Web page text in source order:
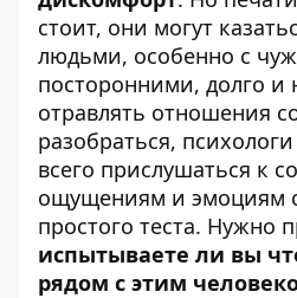
стоит, они могут
людьми, особенно с
посторонними, долго и
отравлять отношения
разобраться,
всего прислушаться к
ощущениям и эмоциям
простого теста. Нужно
испытываете ли вы
рядом с этим